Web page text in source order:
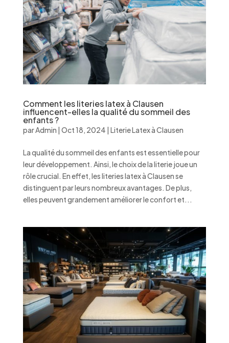
Comment les literies latex à Clausen
influencent-elles la qualité du sommeil des
enfants ?
parAdmin | Oct 18, 2024 | Literie Latex à Clausen
La qualité du sommeil des enfants est essentielle pour
leur développement. Ainsi, le choix de la literie joue un
rôle crucial. En effet, les literies latex à Clausen se
distinguent par leurs nombreux avantages. De plus,
elles peuvent grandement améliorer le confort et...